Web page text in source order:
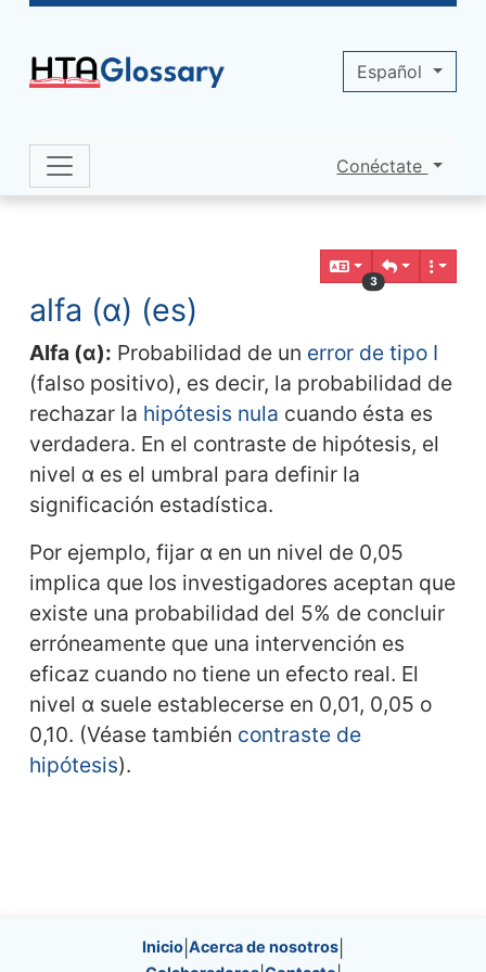
Navigation and related functionality
3
alfa (α) (es)
Alfa (α): Probabilidad de un error de tipo I
(falso positivo), es decir, la probabilidad de
rechazar la hipótesis nula cuando ésta es
verdadera. En el contraste de hipótesis, el
nivel α es el umbral para definir la
significación estadística.
Por ejemplo, fijar α en un nivel de 0,05
implica que los investigadores aceptan que
existe una probabilidad del 5% de concluir
erróneamente que una intervención es
eficaz cuando no tiene un efecto real. El
nivel α suele establecerse en 0,01, 0,05 o
0,10. (Véase también contraste de
hipótesis).
Site information, links, etc.
Inicio Acerca de nosotros
Site identity, navigation, etc.
Conéctate
Español